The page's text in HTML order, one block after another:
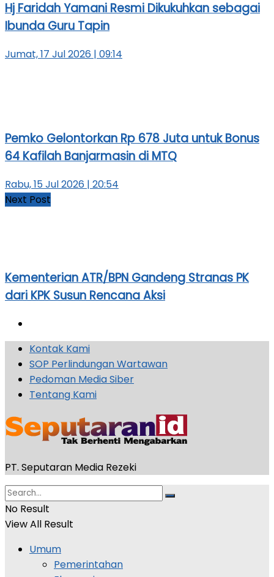
Hj Faridah Yamani Resmi Dikukuhkan sebagai
Ibunda Guru Tapin
Jumat, 17 Jul 2026 | 09:14
Pemko Gelontorkan Rp 678 Juta untuk Bonus
64 Kafilah Banjarmasin di MTQ
Rabu, 15 Jul 2026 | 20:54
Next Post
Kementerian ATR/BPN Gandeng Stranas PK
dari KPK Susun Rencana Aksi
Kontak Kami
SOP Perlindungan Wartawan
Pedoman Media Siber
Tentang Kami
PT. Seputaran Media Rezeki
No Result
View All Result
Umum
Pemerintahan